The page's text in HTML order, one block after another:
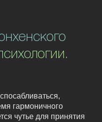
гармоничного
чутье для принятия